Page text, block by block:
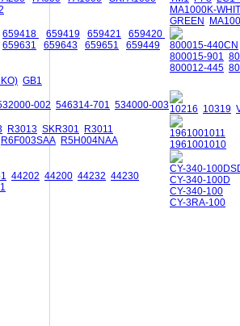
659418 659419 659421
659420
659631 659643 659651
659449
GB1
002 546314-701 534000-003
R3013 SKR301
R3011
R6F003SAA R5H004NAA
44202 44200 44232 44230
MA1000K-
GREEN
800015-440CN
800015-901
800012-445
10216 10319
1961001011
1961001010
CY-340-
CY-340-100D
CY-340-100
CY-3RA-100